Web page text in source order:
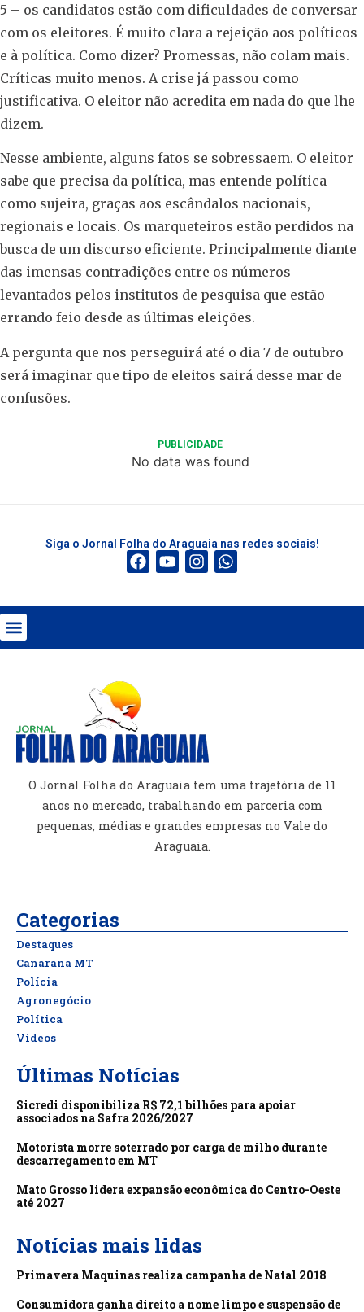
5 – os candidatos estão com dificuldades de conversar
com os eleitores. É muito clara a rejeição aos políticos
e à política. Como dizer? Promessas, não colam mais.
Críticas muito menos. A crise já passou como
justificativa. O eleitor não acredita em nada do que lhe
dizem.
Nesse ambiente, alguns fatos se sobressaem. O eleitor
sabe que precisa da política, mas entende política
como sujeira, graças aos escândalos nacionais,
regionais e locais. Os marqueteiros estão perdidos na
busca de um discurso eficiente. Principalmente diante
das imensas contradições entre os números
levantados pelos institutos de pesquisa que estão
errando feio desde as últimas eleições.
A pergunta que nos perseguirá até o dia 7 de outubro
será imaginar que tipo de eleitos sairá desse mar de
confusões.
PUBLICIDADE
No data was found
Siga o Jornal Folha do Araguaia nas redes sociais!
O Jornal Folha do Araguaia tem uma trajetória de 11
anos no mercado, trabalhando em parceria com
pequenas, médias e grandes empresas no Vale do
Araguaia.
Categorias
Destaques
Canarana MT
Polícia
Agronegócio
Política
Vídeos
Últimas Notícias
Sicredi disponibiliza R$ 72,1 bilhões para apoiar
associados na Safra 2026/2027
Motorista morre soterrado por carga de milho durante
descarregamento em MT
Mato Grosso lidera expansão econômica do Centro-Oeste
até 2027
Notícias mais lidas
Primavera Maquinas realiza campanha de Natal 2018
Consumidora ganha direito a nome limpo e suspensão de